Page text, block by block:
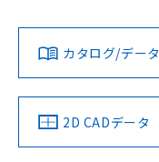
ダウンロードデータを
みください。
ソフトウェアの使用条件
対応済み
中国 RoHS 注意事
LR型式承認
（イギリス
船舶規格）
（
No No
カタログ/デー
2D CADデータ